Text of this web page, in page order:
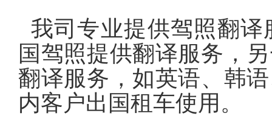
我司专业提供驾照翻
国驾照提供翻译服务，
翻译服务，如英语、韩
内客户出国租车使用。